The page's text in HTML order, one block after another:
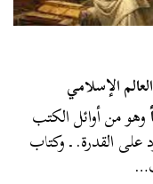
الإسلامي
وهو من أوائل الكتب
على القدرة. ـ وكتاب